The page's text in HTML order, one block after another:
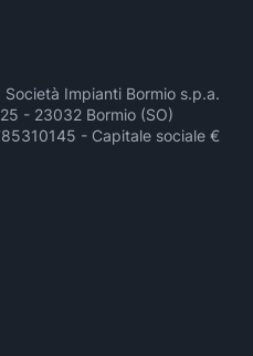
Impianti Bormio s.p.a.
- 23032 Bormio (SO)
- Capitale sociale €